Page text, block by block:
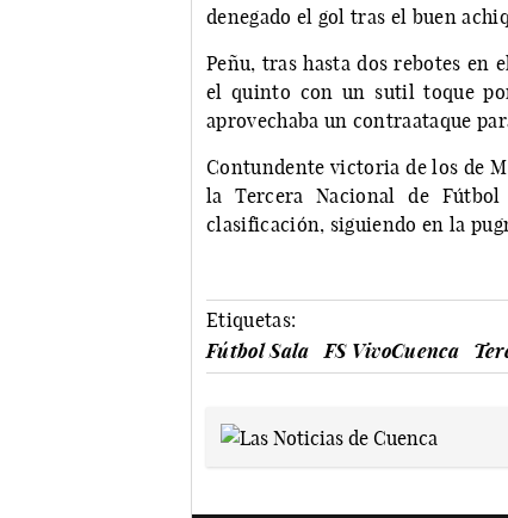
denegado el gol tras el buen
Peñu, tras hasta dos rebotes en
el quinto con un sutil toque
aprovechaba un contraataque
Contundente victoria de los de
la Tercera Nacional de
clasificación, siguiendo en la
Etiquetas:
Fútbol Sala
FS VivoCuenca